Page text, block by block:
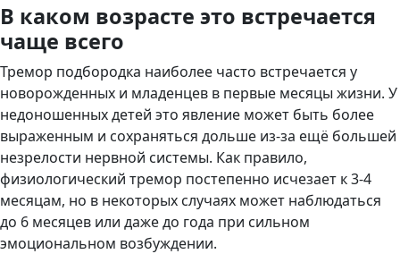
В каком возрасте это встречается
чаще всего
Тремор подбородка наиболее часто встречается у
новорожденных и младенцев в первые месяцы жизни. У
недоношенных детей это явление может быть более
выраженным и сохраняться дольше из-за ещё большей
незрелости нервной системы. Как правило,
физиологический тремор постепенно исчезает к 3-4
месяцам, но в некоторых случаях может наблюдаться
до 6 месяцев или даже до года при сильном
эмоциональном возбуждении.